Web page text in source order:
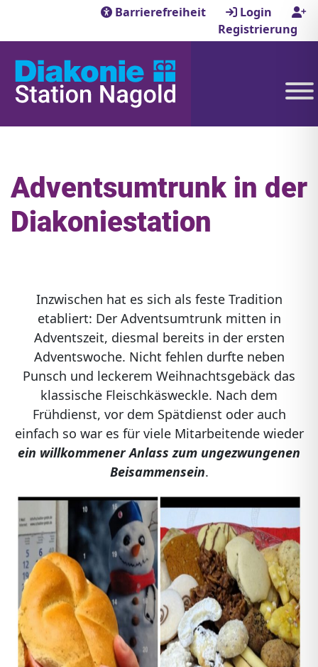
Barrierefreiheit
Login
Registrierung
Adventsumtrunk in der
Diakoniestation
Inzwischen hat es sich als feste Tradition
etabliert: Der Adventsumtrunk mitten in
Adventszeit, diesmal bereits in der ersten
Adventswoche. Nicht fehlen durfte neben
Punsch und leckerem Weihnachtsgebäck das
klassische Fleischkäsweckle. Nach dem
Frühdienst, vor dem Spätdienst oder auch
einfach so war es für viele Mitarbeitende wieder
ein willkommener Anlass zum ungezwungenen
Beisammensein.